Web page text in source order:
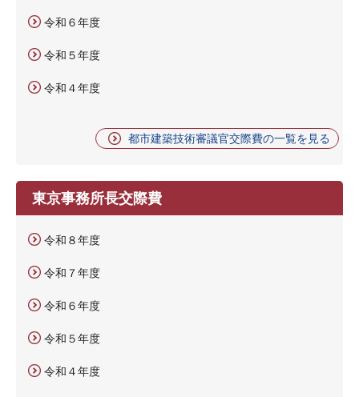
令和６年度
令和５年度
令和４年度
都市建築技術審議官交際費の一覧を見る
東京事務所長交際費
令和８年度
令和７年度
令和６年度
令和５年度
令和４年度